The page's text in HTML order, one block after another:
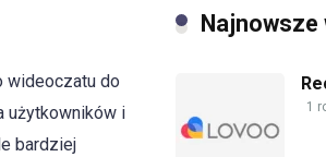
wideoczatu do
użytkowników i
bardziej
Najnowsze
1